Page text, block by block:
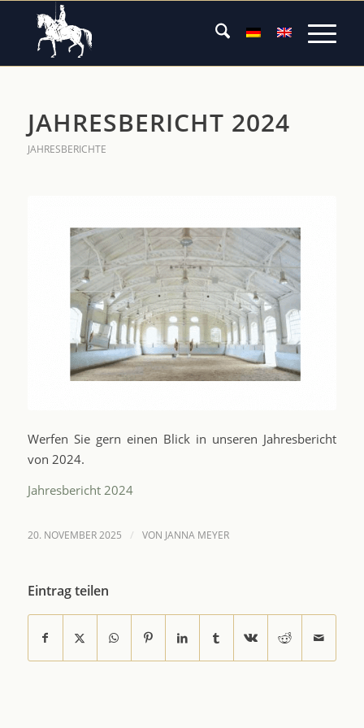
JAHRESBERICHT 2024
JAHRESBERICHTE
Werfen Sie gern einen Blick in unseren Jahresbericht
von 2024.
Jahresbericht 2024
20. NOVEMBER 2025 / VON JANNA MEYER
Eintrag teilen